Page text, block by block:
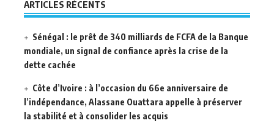
ARTICLES RÉCENTS
Sénégal : le prêt de 340 milliards de FCFA de la Banque
mondiale, un signal de confiance après la crise de la
dette cachée
Côte d’Ivoire : à l’occasion du 66e anniversaire de
l’indépendance, Alassane Ouattara appelle à préserver
la stabilité et à consolider les acquis